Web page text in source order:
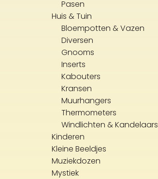
Pasen
Huis & Tuin
Bloempotten & Vazen
Diversen
Gnooms
Inserts
Kabouters
Kransen
Muurhangers
Thermometers
Windlichten & Kandelaars
Kinderen
Kleine Beeldjes
Muziekdozen
Mystiek